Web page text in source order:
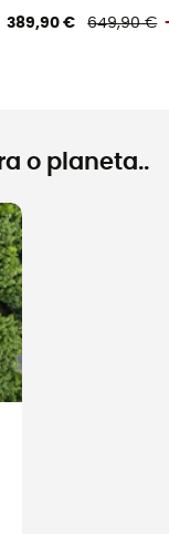
389,90 € 649,90 €
o planeta..